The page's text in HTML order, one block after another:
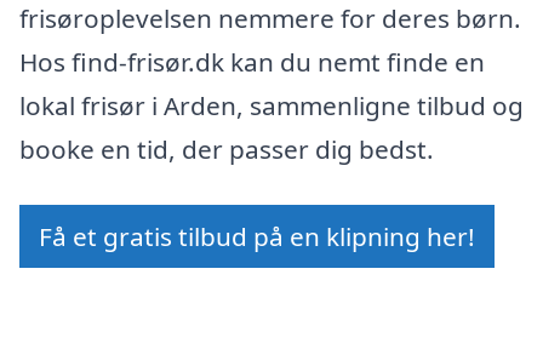
frisøroplevelsen nemmere for deres børn.
Hos find-frisør.dk kan du nemt finde en
lokal frisør i Arden, sammenligne tilbud og
booke en tid, der passer dig bedst.
Få et gratis tilbud på en klipning her!